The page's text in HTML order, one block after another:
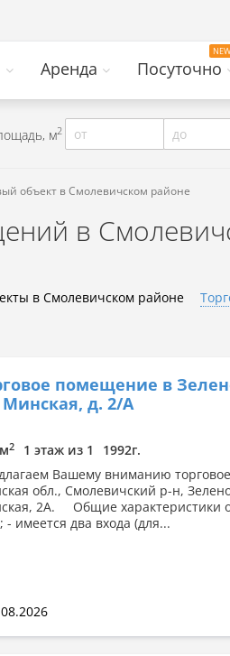
Аренда Посуточно
м2 от до
объект в Смолевичском районе
в
в Смолевичском районе
помещение в
Минская, д. 2/А
2 1 этаж из 1
1992г.
Вашему вниманию
обл., Смолевичский р-н,
2А. Общие характеристики
- имеется два входа (для...